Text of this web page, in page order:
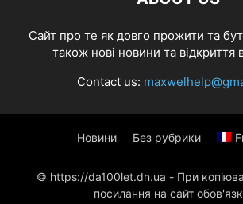
Cайт про те як довго прожити та
також нові новини та відкриття
Contact us:
Новини Без рубрики
© https://da100let.dn.ua - При
посилання на сайт